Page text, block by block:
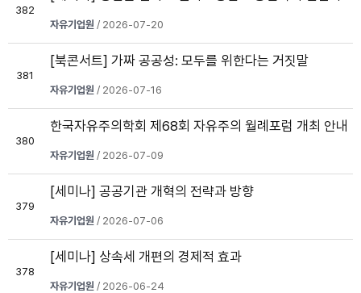
382
자유기업원 / 2026-07-20
381
[북콘서트] 가짜 공공성: 모두를 위한다는 거짓말
자유기업원 / 2026-07-16
380
한국자유주의학회 제68회 자유주의 월례포럼 개최 안내
자유기업원 / 2026-07-09
379
[세미나] 공공기관 개혁의 전략과 방향
자유기업원 / 2026-07-06
378
[세미나] 상속세 개편의 경제적 효과
자유기업원 / 2026-06-24